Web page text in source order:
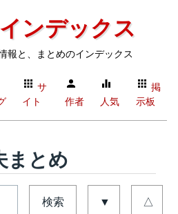
ンデックス
報と、まとめのインデックス
サ
イト
作者 人気
掲
示板
まとめ
検索 ▼ △